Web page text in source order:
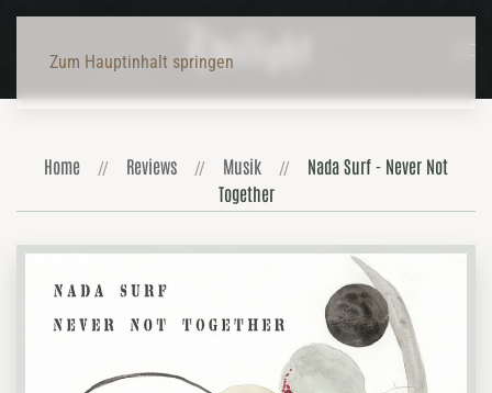
Zum Hauptinhalt springen
Home Reviews Musik
Nada Surf - Never Not
Together